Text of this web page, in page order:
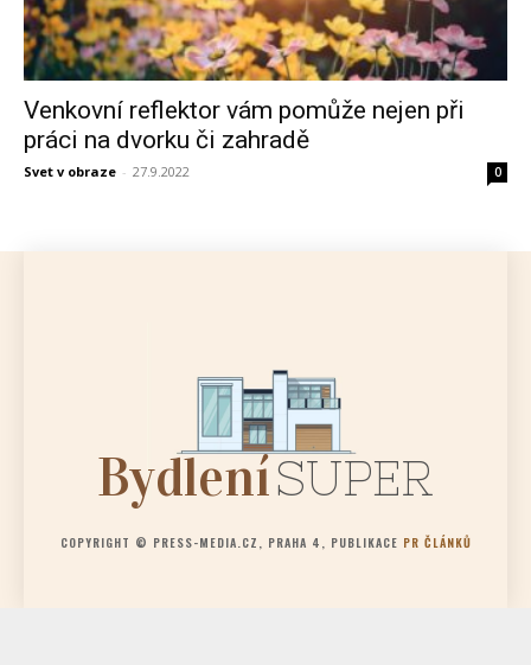
Venkovní reflektor vám pomůže nejen při
práci na dvorku či zahradě
Svet v obraze - 27.9.2022 0
BydleníSUPER
COPYRIGHT © PRESS-MEDIA.CZ, PRAHA 4, PUBLIKACE PR ČLÁNKŮ